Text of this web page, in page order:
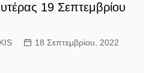
19 Σεπτεμβρίου
18 Σεπτεμβρίου, 2022